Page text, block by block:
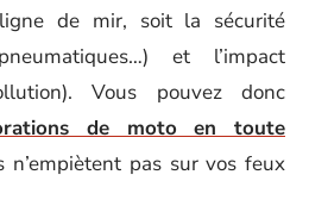
de mir, soit la sécurité
et l’impact
Vous pouvez donc
de moto en toute
n’empiètent pas sur vos feux